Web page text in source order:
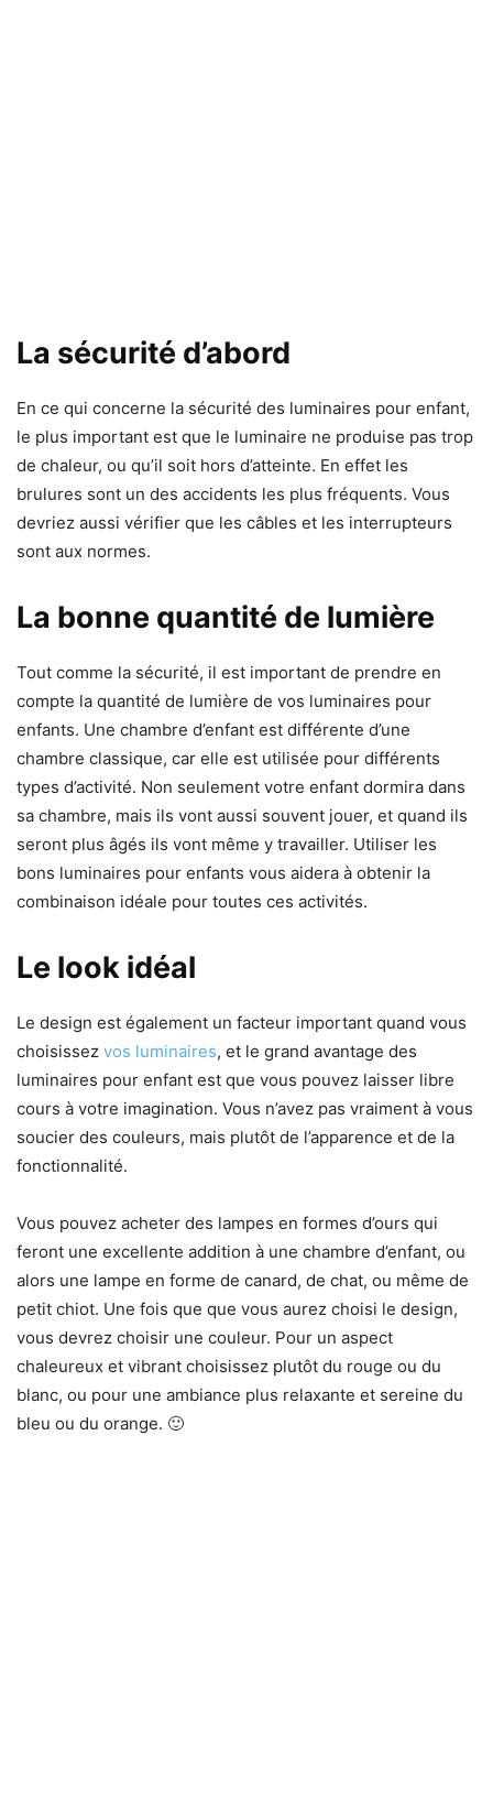
La sécurité d’abord
En ce qui concerne la sécurité des luminaires pour enfant,
le plus important est que le luminaire ne produise pas trop
de chaleur, ou qu’il soit hors d’atteinte. En effet les
brulures sont un des accidents les plus fréquents. Vous
devriez aussi vérifier que les câbles et les interrupteurs
sont aux normes.
La bonne quantité de lumière
Tout comme la sécurité, il est important de prendre en
compte la quantité de lumière de vos luminaires pour
enfants. Une chambre d’enfant est différente d’une
chambre classique, car elle est utilisée pour différents
types d’activité. Non seulement votre enfant dormira dans
sa chambre, mais ils vont aussi souvent jouer, et quand ils
seront plus âgés ils vont même y travailler. Utiliser les
bons luminaires pour enfants vous aidera à obtenir la
combinaison idéale pour toutes ces activités.
Le look idéal
Le design est également un facteur important quand vous
choisissez vos luminaires, et le grand avantage des
luminaires pour enfant est que vous pouvez laisser libre
cours à votre imagination. Vous n’avez pas vraiment à vous
soucier des couleurs, mais plutôt de l’apparence et de la
fonctionnalité.
Vous pouvez acheter des lampes en formes d’ours qui
feront une excellente addition à une chambre d’enfant, ou
alors une lampe en forme de canard, de chat, ou même de
petit chiot. Une fois que que vous aurez choisi le design,
vous devrez choisir une couleur. Pour un aspect
chaleureux et vibrant choisissez plutôt du rouge ou du
blanc, ou pour une ambiance plus relaxante et sereine du
bleu ou du orange. 🙂